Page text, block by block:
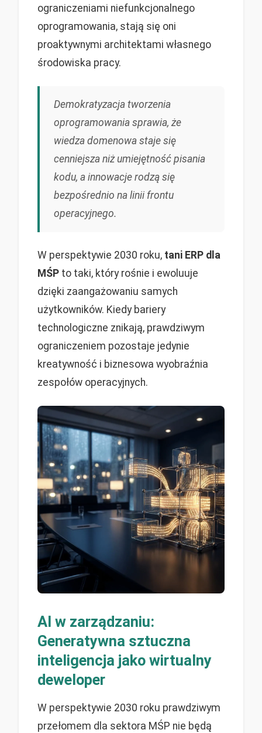
ograniczeniami niefunkcjonalnego
oprogramowania, stają się oni
proaktywnymi architektami własnego
środowiska pracy.
Demokratyzacja tworzenia
oprogramowania sprawia, że
wiedza domenowa staje się
cenniejsza niż umiejętność pisania
kodu, a innowacje rodzą się
bezpośrednio na linii frontu
operacyjnego.
W perspektywie 2030 roku, tani ERP dla
MŚP to taki, który rośnie i ewoluuje
dzięki zaangażowaniu samych
użytkowników. Kiedy bariery
technologiczne znikają, prawdziwym
ograniczeniem pozostaje jedynie
kreatywność i biznesowa wyobraźnia
zespołów operacyjnych.
AI w zarządzaniu:
Generatywna sztuczna
inteligencja jako wirtualny
deweloper
W perspektywie 2030 roku prawdziwym
przełomem dla sektora MŚP nie będą